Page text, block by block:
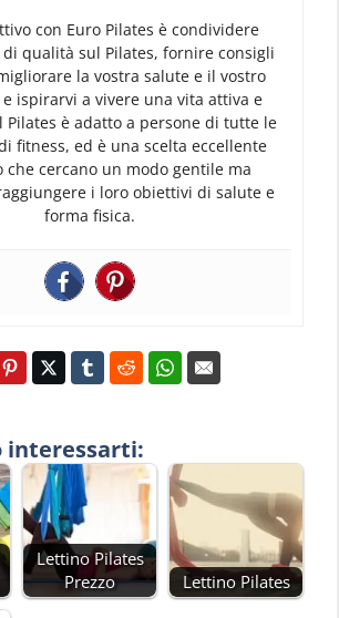
con Euro Pilates è condividere
qualità sul Pilates, fornire consigli
la vostra salute e il vostro
e ispirarvi a vivere una vita attiva e
è adatto a persone di tutte le
fitness, ed è una scelta eccellente
che cercano un modo gentile ma
i loro obiettivi di salute e
forma fisica.
interessarti:
Lettino Pilates
Prezzo
Lettino Pilates